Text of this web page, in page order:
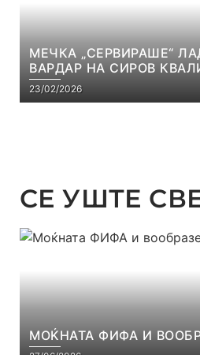
МЕЧКА „СЕРВИРАШЕ“
ВАРДАР НА СИРОВ
ВО АВТОКОМАНДА
23/02/2026
СЕ УШТЕ
МОЌНАТА ФИФА И